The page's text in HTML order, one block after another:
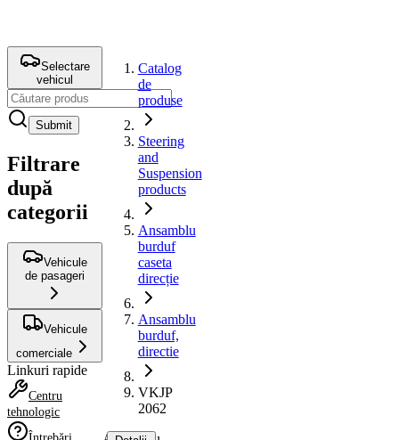
Selectare
vehicul
Submit
Filtrare
după
categorii
Vehicule
de pasageri
Vehicule
comerciale
Linkuri rapide
Centru
tehnologic
Catalog
de
produse
Steering
and
Suspension
products
Ansamblu
burduf
caseta
direcție
Ansamblu
burduf,
directie
VKJP
2062